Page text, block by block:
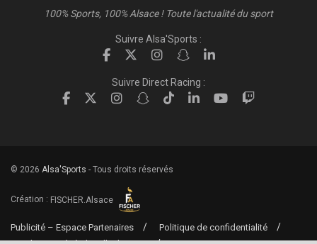
100% Sports, 100% Alsace ! Toute l'actualité du sport
Suivre Alsa'Sports :
Suivre Direct Racing :
© 2026 Alsa'Sports - Tous droits réservés
Création : FISCHER.Alsace
Publicité – Espace Partenaires
Politique de confidentialité